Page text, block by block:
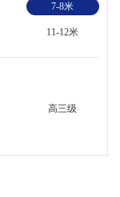
7-8米
11-12米
高三级